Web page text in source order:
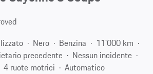
Nero Benzina
11'000 km
precedente
Nessun incidente
4 ruote motrici
Automatico